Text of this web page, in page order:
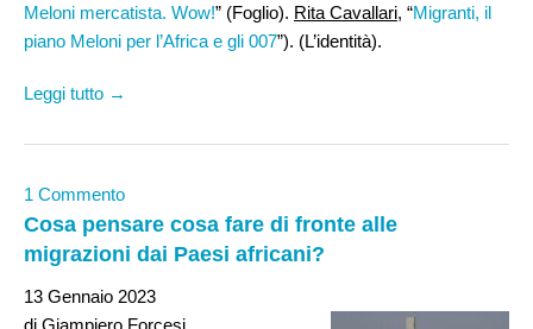
Meloni mercatista. Wow!” (Foglio). Rita Cavallari, “Migranti, il
piano Meloni per l’Africa e gli 007”). (L’identità).
Leggi tutto →
1 Commento
Cosa pensare cosa fare di fronte alle
migrazioni dai Paesi africani?
13 Gennaio 2023
di Giampiero Forcesi